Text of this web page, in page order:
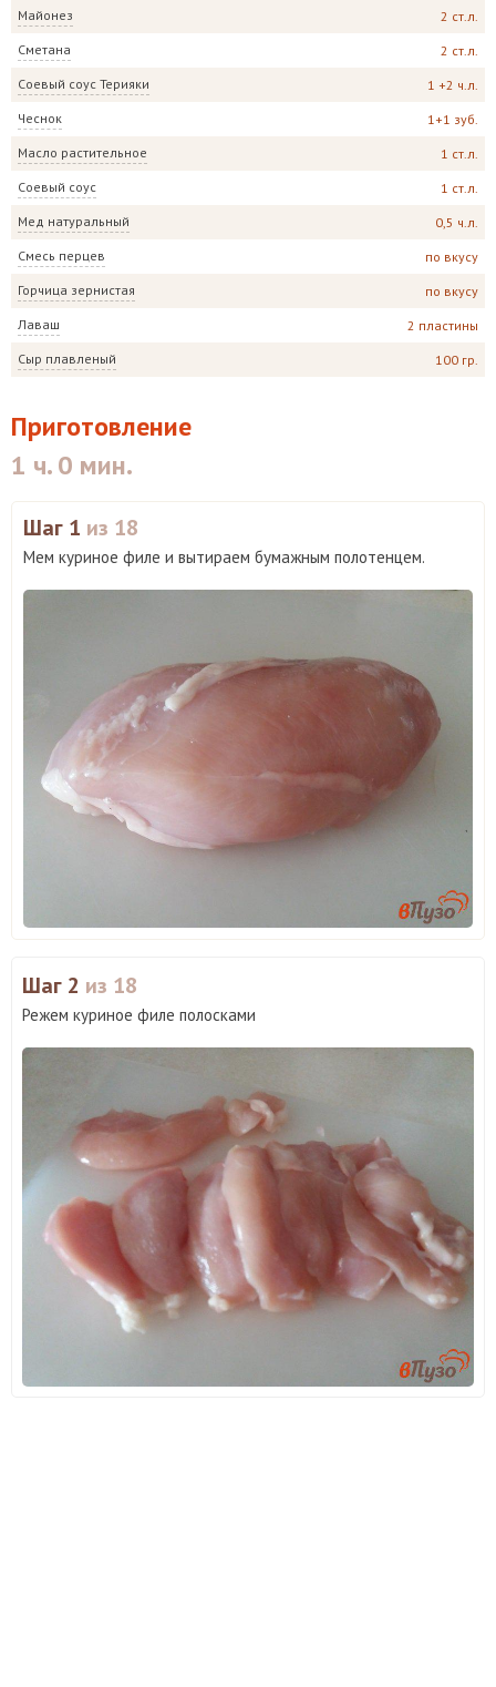
Майонез 2 ст.л.
Сметана 2 ст.л.
Соевый соус Терияки 1 +2 ч.л.
Чеснок 1+1 зуб.
Масло растительное 1 ст.л.
Соевый соус 1 ст.л.
Мед натуральный 0,5 ч.л.
Смесь перцев по вкусу
Горчица зернистая по вкусу
Лаваш 2 пластины
Сыр плавленый 100 гр.
Приготовление
1 ч. 0 мин.
Шаг 1 из 18
Мем куриное филе и вытираем бумажным полотенцем.
Шаг 2 из 18
Режем куриное филе полосками